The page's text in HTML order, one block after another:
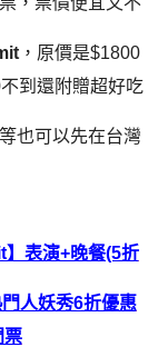
，原價是$1800
到還附贈超好吃
也可以先在台灣
】表演+晚餐(5折
人妖秀6折優惠
票